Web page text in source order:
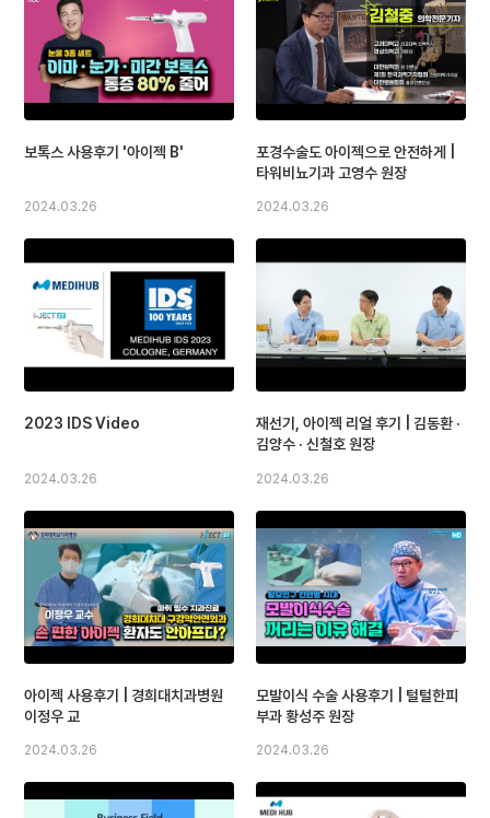
보톡스 사용후기 '아이젝 B'
2024.03.26
포경수술도 아이젝으로 안전하게 |
타워비뇨기과 고영수 원장
2024.03.26
2023 IDS Video
2024.03.26
재선기, 아이젝 리얼 후기 | 김동환 ·
김양수 · 신철호 원장
2024.03.26
아이젝 사용후기 | 경희대치과병원
이정우 교
2024.03.26
모발이식 수술 사용후기 | 털털한피
부과 황성주 원장
2024.03.26